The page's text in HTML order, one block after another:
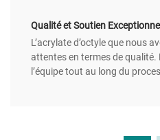
Qualité et Soutien
L’acrylate d’octyle que nous
attentes en termes de
l’équipe tout au long du